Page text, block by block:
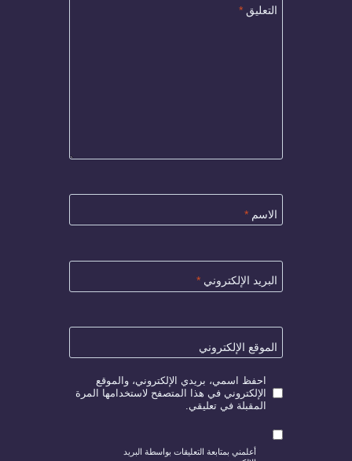
التعليق *
الاسم *
البريد الإلكتروني *
الموقع الإلكتروني
احفظ اسمي، بريدي الإلكتروني، والموقع
الإلكتروني في هذا المتصفح لاستخدامها المرة
المقبلة في تعليقي.
أعلمني بمتابعة التعليقات بواسطة البريد